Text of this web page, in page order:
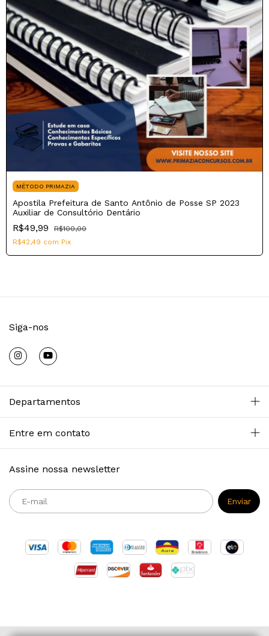
MÉTODO PRIMAZIA
Apostila Prefeitura de Santo Antônio de Posse SP 2023
Auxiliar de Consultório Dentário
R$49,99
R$100,00
R$42,49 com Pix
Siga-nos
Departamentos
Entre em contato
Assine nossa newsletter